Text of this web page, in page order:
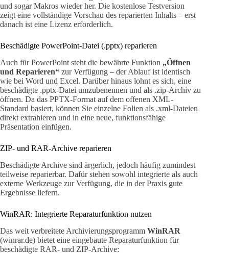
und sogar Makros wieder her. Die kostenlose Testversion
zeigt eine vollständige Vorschau des reparierten Inhalts – erst
danach ist eine Lizenz erforderlich.
Beschädigte PowerPoint-Datei (.pptx) reparieren
Auch für PowerPoint steht die bewährte Funktion „Öffnen
und Reparieren“ zur Verfügung – der Ablauf ist identisch
wie bei Word und Excel. Darüber hinaus lohnt es sich, eine
beschädigte .pptx-Datei umzubenennen und als .zip-Archiv zu
öffnen. Da das PPTX-Format auf dem offenen XML-
Standard basiert, können Sie einzelne Folien als .xml-Dateien
direkt extrahieren und in eine neue, funktionsfähige
Präsentation einfügen.
ZIP- und RAR-Archive reparieren
Beschädigte Archive sind ärgerlich, jedoch häufig zumindest
teilweise reparierbar. Dafür stehen sowohl integrierte als auch
externe Werkzeuge zur Verfügung, die in der Praxis gute
Ergebnisse liefern.
WinRAR: Integrierte Reparaturfunktion nutzen
Das weit verbreitete Archivierungsprogramm WinRAR
(winrar.de) bietet eine eingebaute Reparaturfunktion für
beschädigte RAR- und ZIP-Archive: